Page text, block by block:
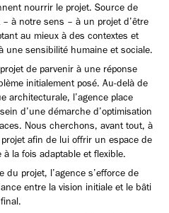
nourrir le projet. Source de
à notre sens – à un projet d’être
au mieux à des contextes et
une sensibilité humaine et sociale.
de parvenir à une réponse
initialement posé. Au-delà de
architecturale, l’agence place
d’une démarche d’optimisation
Nous cherchons, avant tout, à
afin de lui offrir un espace de
la fois adaptable et flexible.
du projet, l’agence s’efforce de
entre la vision initiale et le bâti
final.